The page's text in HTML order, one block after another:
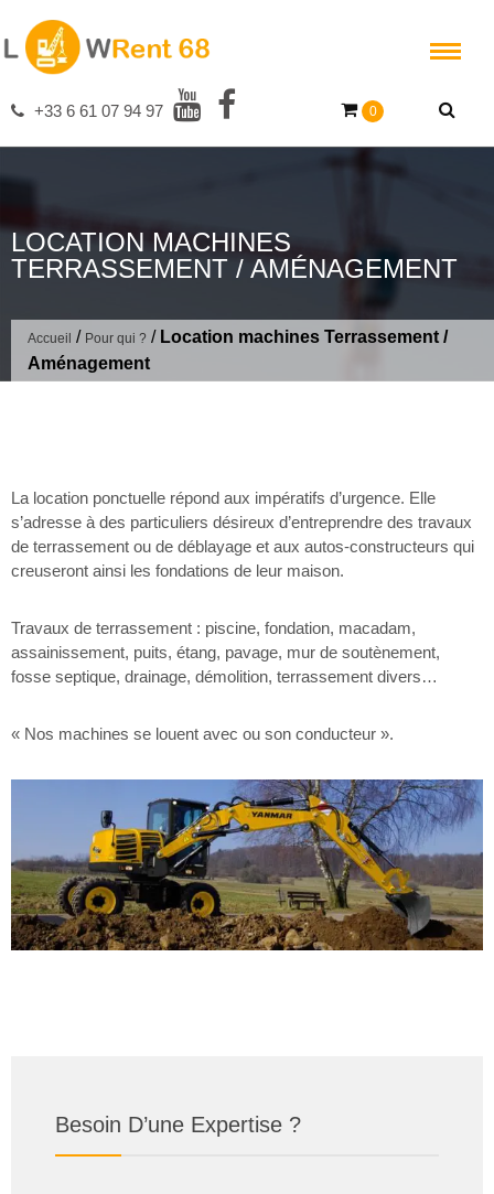
+33 6 61 07 94 97 0
LOCATION MACHINES
TERRASSEMENT / AMÉNAGEMENT
Accueil / Pour qui ? / Location machines Terrassement /
Aménagement
La location ponctuelle répond aux impératifs d’urgence. Elle
s’adresse à des particuliers désireux d’entreprendre des travaux
de terrassement ou de déblayage et aux autos-constructeurs qui
creuseront ainsi les fondations de leur maison.
Travaux de terrassement : piscine, fondation, macadam,
assainissement, puits, étang, pavage, mur de soutènement,
fosse septique, drainage, démolition, terrassement divers…
« Nos machines se louent avec ou son conducteur ».
Besoin D’une Expertise ?